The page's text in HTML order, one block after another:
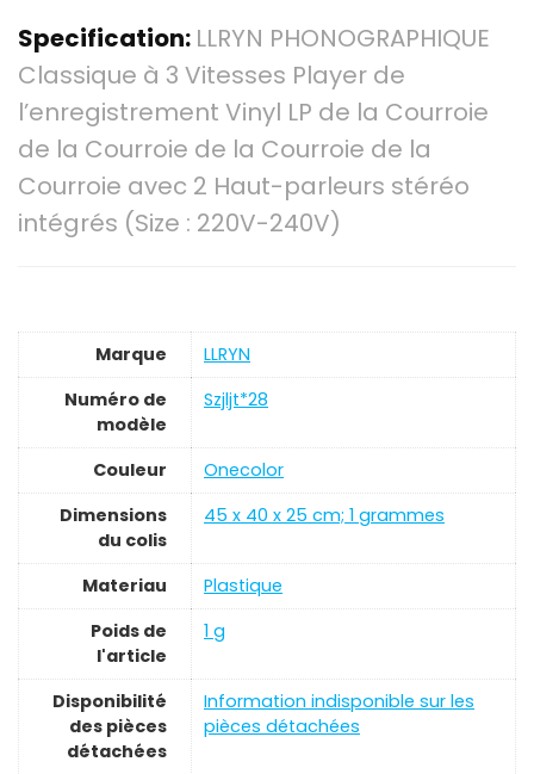
Specification: LLRYN PHONOGRAPHIQUE
Classique à 3 Vitesses Player de
l’enregistrement Vinyl LP de la Courroie
de la Courroie de la Courroie de la
Courroie avec 2 Haut-parleurs stéréo
intégrés (Size : 220V-240V)
Marque
‎LLRYN
Numéro de
modèle
‎Szjljt*28
Couleur
‎Onecolor
Dimensions
du colis
‎45 x 40 x 25 cm; 1 grammes
Materiau
‎Plastique
Poids de
l'article
‎1 g
Disponibilité
des pièces
détachées
‎Information indisponible sur les
pièces détachées